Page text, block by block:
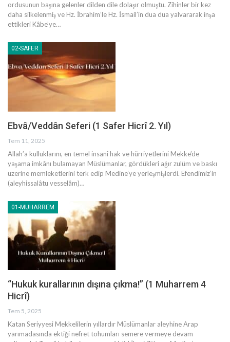
ordusunun başına gelenler dilden dile dolaşır olmuştu. Zihinler bir kez
daha silkelenmiş ve Hz. İbrahim’le Hz. İsmail’in dua dua yalvararak inşa
ettikleri Kâbe’ye…
02-SAFER
Ebvâ/Veddân Seferi (1 Safer Hicrî 2. Yıl)
Tem 11, 2025
Allah’a kulluklarını, en temel insanî hak ve hürriyetlerini Mekke’de
yaşama imkânı bulamayan Müslümanlar, gördükleri ağır zulüm ve baskı
üzerine memleketlerini terk edip Medine’ye yerleşmişlerdi. Efendimiz’in
(aleyhissalâtu vesselâm)…
01-MUHARREM
“Hukuk kurallarının dışına çıkma!” (1 Muharrem 4
Hicrî)
Tem 5, 2025
Katan Seriyyesi Mekkelilerin yıllardır Müslümanlar aleyhine Arap
yarımadasında ektiği nefret tohumları semere vermeye devam